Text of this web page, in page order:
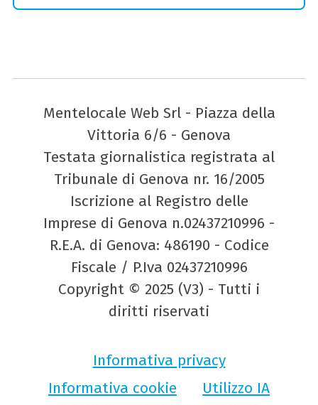
Mentelocale Web Srl - Piazza della
Vittoria 6/6 - Genova
Testata giornalistica registrata al
Tribunale di Genova nr. 16/2005
Iscrizione al Registro delle
Imprese di Genova n.02437210996 -
R.E.A. di Genova: 486190 - Codice
Fiscale / P.Iva 02437210996
Copyright © 2025 (V3) - Tutti i
diritti riservati
Informativa privacy
Informativa cookie
Utilizzo IA